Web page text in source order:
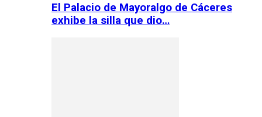
El Palacio de Mayoralgo de Cáceres
exhibe la silla que dio…